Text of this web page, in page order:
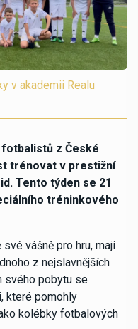
v akademii Realu
z České
trénovat v prestižní
Tento týden se 21
tréninkového
vášně pro hru, mají
z nejslavnějších
svého pobytu se
které pomohly
kolébky fotbalových